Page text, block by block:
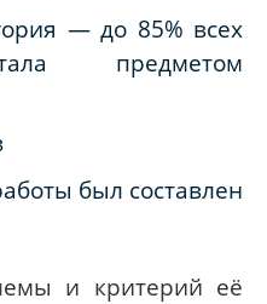
— до 85% всех
предметом
был составлен
и критерий её